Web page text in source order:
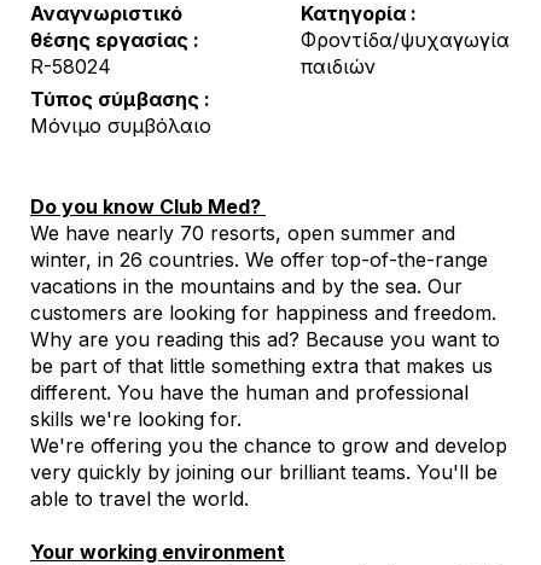
Αναγνωριστικό
θέσης εργασίας
R-58024
Κατηγορία
Φροντίδα/ψυχαγωγία
παιδιών
Τύπος σύμβασης
Μόνιμο συμβόλαιο
Do you know Club Med?
We have nearly 70 resorts, open summer and
winter, in 26 countries. We offer top-of-the-range
vacations in the mountains and by the sea. Our
customers are looking for happiness and freedom.
Why are you reading this ad? Because you want to
be part of that little something extra that makes us
different. You have the human and professional
skills we're looking for.
We're offering you the chance to grow and develop
very quickly by joining our brilliant teams. You'll be
able to travel the world.
Your working environment